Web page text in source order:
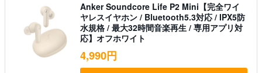
Anker Soundcore Life P2 Mini【完全ワイ
ヤレスイヤホン / Bluetooth5.3対応 / IPX5防
水規格 / 最大32時間音楽再生 / 専用アプリ対
応】オフホワイト
4,990円